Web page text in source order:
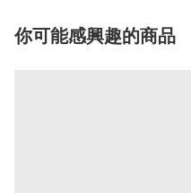
你可能感興趣的商品